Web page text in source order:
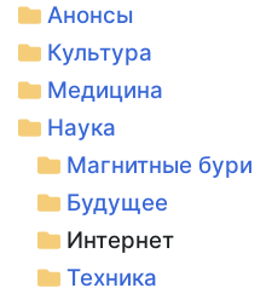
Анонсы
Культура
Медицина
Наука
Магнитные бури
Будущее
Интернет
Техника